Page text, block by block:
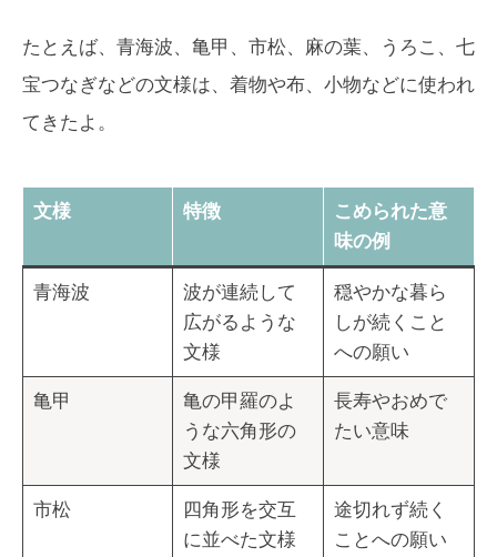
たとえば、青海波、亀甲、市松、麻の葉、うろこ、七
宝つなぎなどの文様は、着物や布、小物などに使われ
てきたよ。
文様 特徴
こめられた意
味の例
青海波
波が連続して
広がるような
文様
穏やかな暮ら
しが続くこと
への願い
亀甲
亀の甲羅のよ
うな六角形の
文様
長寿やおめで
たい意味
市松
四角形を交互
に並べた文様
途切れず続く
ことへの願い